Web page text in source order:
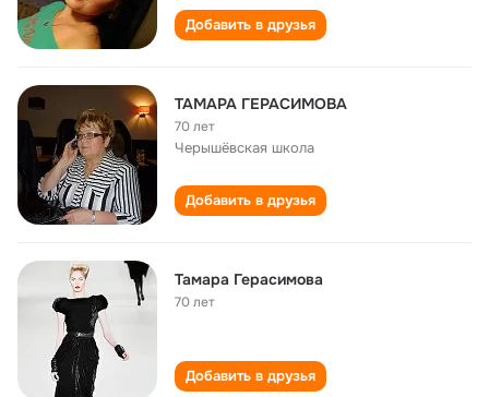
Добавить в друзья
ТАМАРА ГЕРАСИМОВА
70 лет
Черышёвская школа
Добавить в друзья
Тамара Герасимова
70 лет
Добавить в друзья